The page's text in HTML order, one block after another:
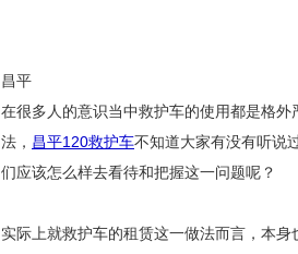
昌平
在很多人的意识当中救护车的使用都是格
法， 昌平120救护车不知道大家有没有听说
们应该怎么样去看待和把握这一问题呢？
实际上就救护车的租赁这一做法而言，本